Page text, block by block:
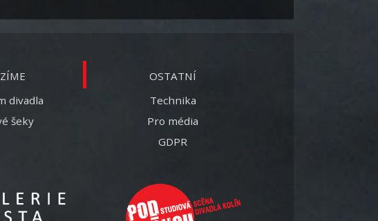
divadla
šeky
OSTATNÍ
Technika
Pro média
GDPR